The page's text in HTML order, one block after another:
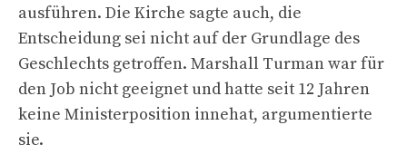
ausführen. Die Kirche sagte auch, die
Entscheidung sei nicht auf der Grundlage des
Geschlechts getroffen. Marshall Turman war für
den Job nicht geeignet und hatte seit 12 Jahren
keine Ministerposition innehat, argumentierte
sie.